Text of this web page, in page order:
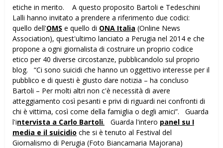
etiche in merito. A questo proposito Bartoli e Tedeschini
Lalli hanno invitato a prendere a riferimento due codici:
quello dell'OMS e quello di ONA Italia (Online News
Association), quest'ultimo lanciato a Perugia nel 2014 e che
propone a ogni giornalista di costruire un proprio codice
etico per 40 diverse circostanze, pubblicandolo sul proprio
blog. “Ci sono suicidi che hanno un oggettivo interesse per il
pubblico e di questi è giusto dare notizia – ha concluso
Bartoli – Per molti altri non c'è necessità di avere
atteggiamento così pesanti e privi di riguardi nei confronti di
chi è vittima, così come della famiglia o degli amici”. Guarda
l'intervista a Carlo Bartoli. Guarda l'intero panel su I
media e il suicidio che si è tenuto al Festival del
Giornalismo di Perugia (Foto Biancamaria Majorana)